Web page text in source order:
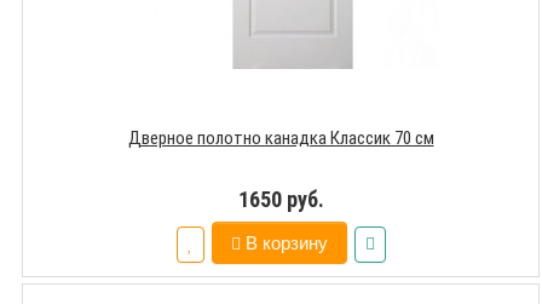
Дверное полотно канадка Классик 70 см
1650 руб.
В корзину